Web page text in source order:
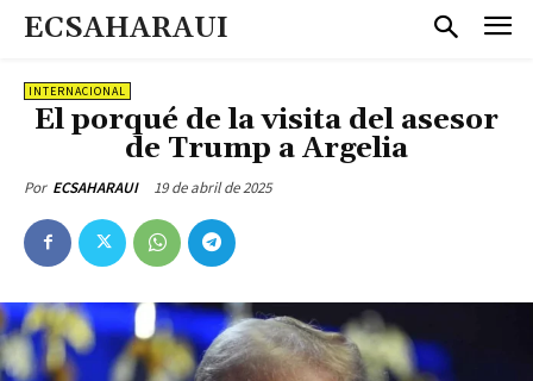
ECSAHARAUI
INTERNACIONAL
El porqué de la visita del asesor
de Trump a Argelia
Por ECSAHARAUI 19 de abril de 2025